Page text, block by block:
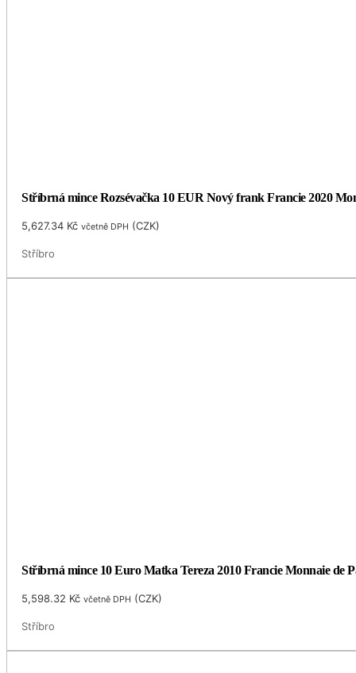
Stříbrná mince Rozsévačka 10 EUR Nový frank Francie 2020
5,627.34 Kč včetně DPH (CZK)
Stříbro
Stříbrná mince 10 Euro Matka Tereza 2010 Francie Monnaie de
5,598.32 Kč včetně DPH (CZK)
Stříbro